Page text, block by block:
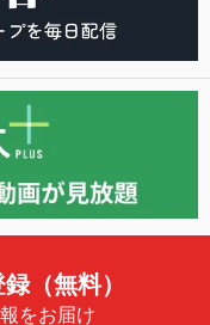
（無料）
をお届け